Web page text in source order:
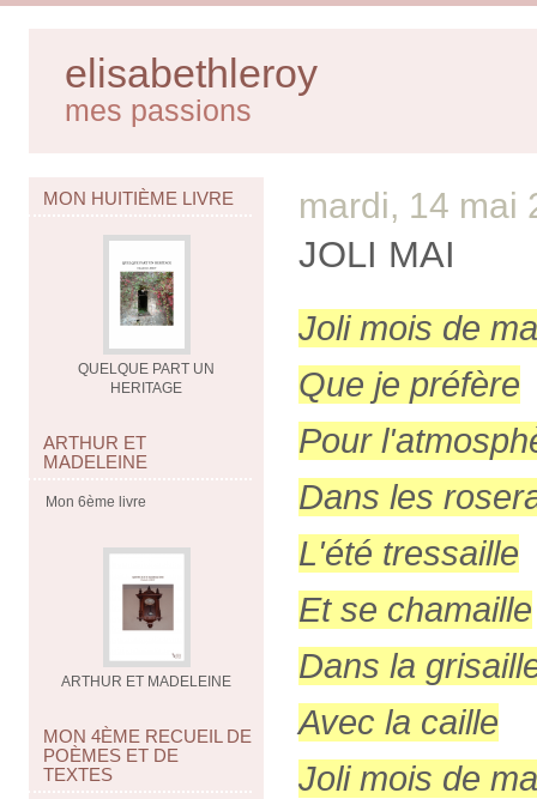
elisabethleroy
mes passions
MON HUITIÈME LIVRE
QUELQUE PART UN
HERITAGE
ARTHUR ET
MADELEINE
Mon 6ème livre
ARTHUR ET MADELEINE
MON 4ÈME RECUEIL DE
POÈMES ET DE
TEXTES
mardi, 14 mai
JOLI MAI
Joli mois de
Que je préfère
Pour
Dans les
L'été tressaille
Et se chamaille
Dans la
Avec la caille
Joli mois de